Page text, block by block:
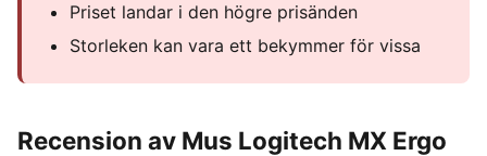
Priset landar i den högre prisänden
Storleken kan vara ett bekymmer för vissa
Recension av Mus Logitech MX Ergo